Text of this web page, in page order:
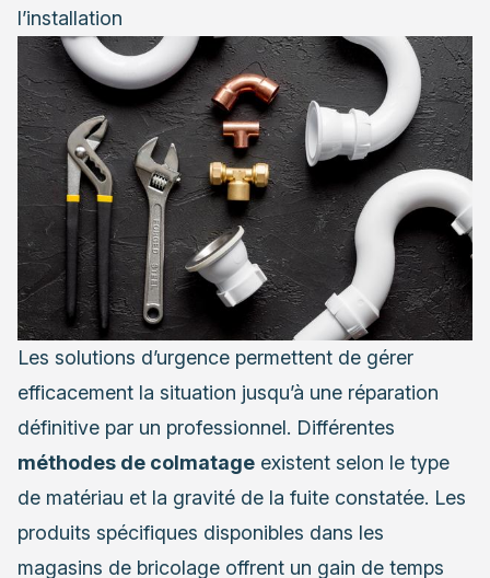
l’installation
Les solutions d’urgence permettent de gérer
efficacement la situation jusqu’à une réparation
définitive par un professionnel. Différentes
méthodes de colmatage existent selon le type
de matériau et la gravité de la fuite constatée. Les
produits spécifiques disponibles dans les
magasins de bricolage offrent un gain de temps